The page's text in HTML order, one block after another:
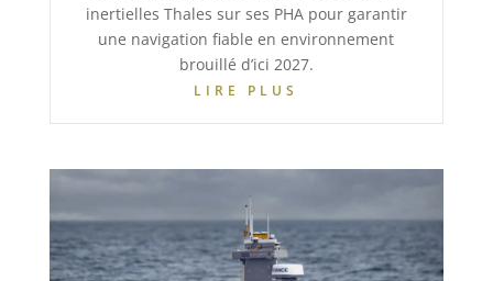
inertielles Thales sur ses PHA pour garantir
une navigation fiable en environnement
brouillé d’ici 2027.
LIRE PLUS